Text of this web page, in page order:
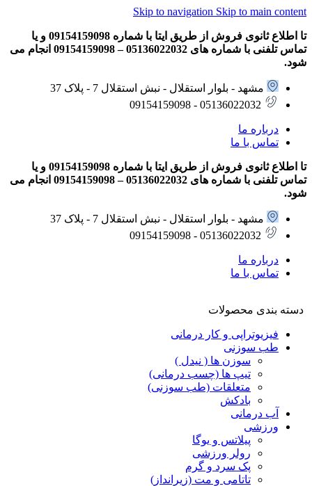
Skip to navigation Skip to main content
تا اطلاع ثانوی فروش از طریق ایتا با شماره 09154159098 و یا
تماس تلفنی با شماره های 05136022032 – 09154159098 انجام می
شود.
مشهد - بلوار استقلال - نبش استقلال 7 - پلاک 37
05136022032 - 09154159098
درباره ما
تماس با ما
تا اطلاع ثانوی فروش از طریق ایتا با شماره 09154159098 و یا
تماس تلفنی با شماره های 05136022032 – 09154159098 انجام می
شود.
مشهد - بلوار استقلال - نبش استقلال 7 - پلاک 37
05136022032 - 09154159098
درباره ما
تماس با ما
دسته بندی محصولات
فیزیوتراپی و کار درمانی
طب سوزنی
سوزن ها ( نیدل )
تیپ ها (چسب درمانی)
متعلقات (طب سوزنی)
بادکش
آب درمانی
ورزشی
پیلاتس و یوگا
رولر ورزشی
پک سرد و گرم
تاتامی و مت (زیرانداز)